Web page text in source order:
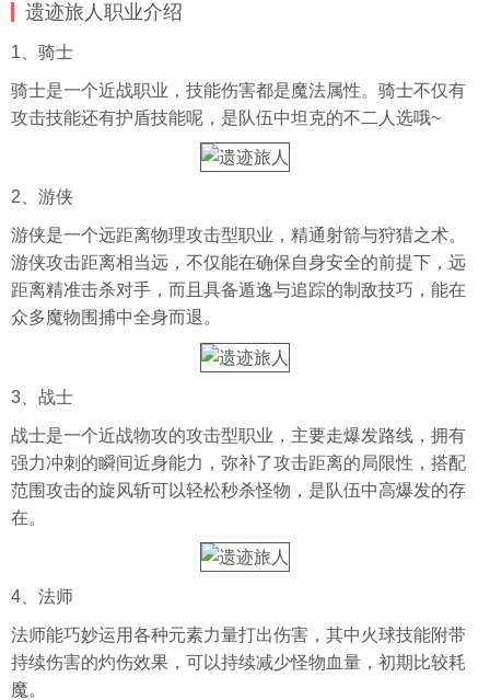
遗迹旅人职业介绍
1、骑士
骑士是一个近战职业，技能伤害都是魔法属性。骑士不仅有
攻击技能还有护盾技能呢，是队伍中坦克的不二人选哦~
2、游侠
游侠是一个远距离物理攻击型职业，精通射箭与狩猎之术。
游侠攻击距离相当远，不仅能在确保自身安全的前提下，远
距离精准击杀对手，而且具备遁逸与追踪的制敌技巧，能在
众多魔物围捕中全身而退。
3、战士
战士是一个近战物攻的攻击型职业，主要走爆发路线，拥有
强力冲刺的瞬间近身能力，弥补了攻击距离的局限性，搭配
范围攻击的旋风斩可以轻松秒杀怪物，是队伍中高爆发的存
在。
4、法师
法师能巧妙运用各种元素力量打出伤害，其中火球技能附带
持续伤害的灼伤效果，可以持续减少怪物血量，初期比较耗
魔。